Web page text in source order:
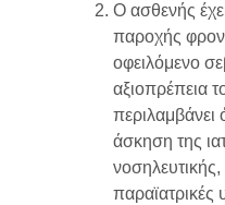
Ο ασθενής
παροχής
οφειλόμενο
αξιοπρέπεια
περιλαμβάνει
άσκηση της
νοσηλευτικής,
παραϊατρικές